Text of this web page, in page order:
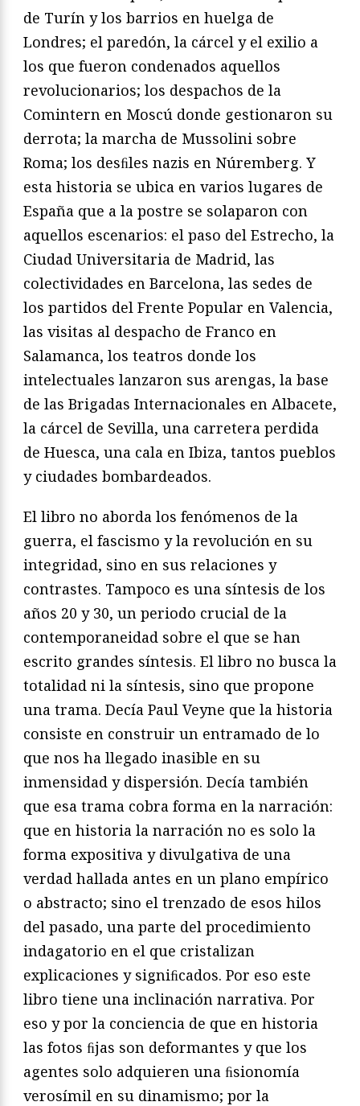
de Turín y los barrios en huelga de
Londres; el paredón, la cárcel y el exilio a
los que fueron condenados aquellos
revolucionarios; los despachos de la
Comintern en Moscú donde gestionaron su
derrota; la marcha de Mussolini sobre
Roma; los desﬁles nazis en Núremberg. Y
esta historia se ubica en varios lugares de
España que a la postre se solaparon con
aquellos escenarios: el paso del Estrecho, la
Ciudad Universitaria de Madrid, las
colectividades en Barcelona, las sedes de
los partidos del Frente Popular en Valencia,
las visitas al despacho de Franco en
Salamanca, los teatros donde los
intelectuales lanzaron sus arengas, la base
de las Brigadas Internacionales en Albacete,
la cárcel de Sevilla, una carretera perdida
de Huesca, una cala en Ibiza, tantos pueblos
y ciudades bombardeados.
El libro no aborda los fenómenos de la
guerra, el fascismo y la revolución en su
integridad, sino en sus relaciones y
contrastes. Tampoco es una síntesis de los
años 20 y 30, un periodo crucial de la
contemporaneidad sobre el que se han
escrito grandes síntesis. El libro no busca la
totalidad ni la síntesis, sino que propone
una trama. Decía Paul Veyne que la historia
consiste en construir un entramado de lo
que nos ha llegado inasible en su
inmensidad y dispersión. Decía también
que esa trama cobra forma en la narración:
que en historia la narración no es solo la
forma expositiva y divulgativa de una
verdad hallada antes en un plano empírico
o abstracto; sino el trenzado de esos hilos
del pasado, una parte del procedimiento
indagatorio en el que cristalizan
explicaciones y signiﬁcados. Por eso este
libro tiene una inclinación narrativa. Por
eso y por la conciencia de que en historia
las fotos ﬁjas son deformantes y que los
agentes solo adquieren una ﬁsionomía
verosímil en su dinamismo; por la